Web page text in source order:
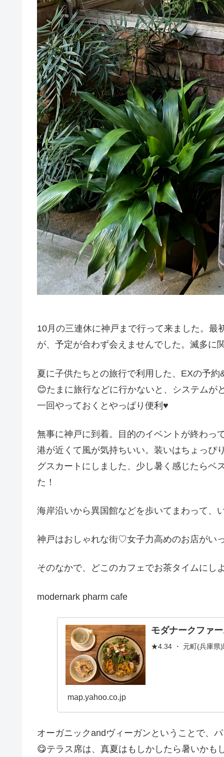
10月の三連休に神戸まで行って来ました。
が、予定が合わず会えませんでした。滅多に
夏に子供たちとの旅行で利用した、EXの予
😊たまに旅行などに行かないと、システムが
一回やっておくとやっぱり便利♥︎
無事に神戸に到着。目的のイベントが終わっ
港が近くて風が気持ちいい。装いはちょっぴ
グスカートにしました、少し暑く感じたらベ
た！
海岸沿いから異国館などを歩いてまわって、
神戸はおしゃれな街♡女子力高めのお店がい
そのなかで、どこのカフェでお茶タイムにし
modernark pharm cafe
モダナークファ
★4.34 ・ 元町(兵庫県
map.yahoo.co.jp
オーガニックandヴィーガンということで、
😋テラス席は、真夏はもしかしたら暑いかも